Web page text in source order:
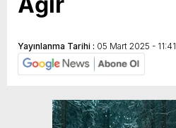
Yayınlanma Tarihi : 05 Mart 2025 - 11:41